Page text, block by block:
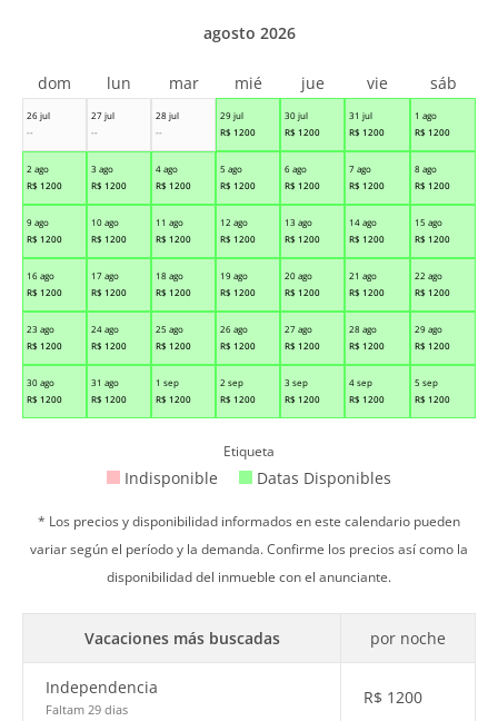
26 jul
--
27 jul
--
28 jul
--
29 jul
R$ 1200
30 jul
R$ 1200
31 jul
R$ 1200
1 ago
R$ 1200
2 ago
R$ 1200
3 ago
R$ 1200
4 ago
R$ 1200
5 ago
R$ 1200
6 ago
R$ 1200
7 ago
R$ 1200
8 ago
R$ 1200
9 ago
R$ 1200
10 ago
R$ 1200
11 ago
R$ 1200
12 ago
R$ 1200
13 ago
R$ 1200
14 ago
R$ 1200
15 ago
R$ 1200
16 ago
R$ 1200
17 ago
R$ 1200
18 ago
R$ 1200
19 ago
R$ 1200
20 ago
R$ 1200
21 ago
R$ 1200
22 ago
R$ 1200
23 ago
R$ 1200
24 ago
R$ 1200
25 ago
R$ 1200
26 ago
R$ 1200
27 ago
R$ 1200
28 ago
R$ 1200
29 ago
R$ 1200
30 ago
R$ 1200
31 ago
R$ 1200
1 sep
R$ 1200
2 sep
R$ 1200
3 sep
R$ 1200
4 sep
R$ 1200
5 sep
R$ 1200
agosto 2026
dom lun mar mié jue vie sáb
Etiqueta
Indisponible Datas Disponibles
* Los precios y disponibilidad informados en este calendario pueden
variar según el período y la demanda. Confirme los precios así como la
disponibilidad del inmueble con el anunciante.
Vacaciones más buscadas por noche
Independencia
Faltam 29 dias
R$ 1200